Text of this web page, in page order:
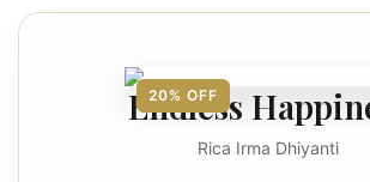
20% OFF
Endless
Rica Irma Dhiyanti